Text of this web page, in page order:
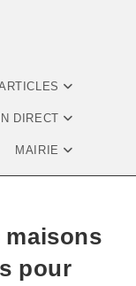
DIRECT
MAIRIE
maisons
pour